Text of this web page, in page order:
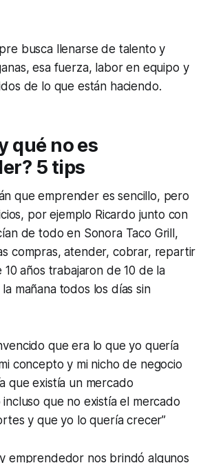
busca llenarse de talento y
esa fuerza, labor en equipo y
de lo que están haciendo.
qué no es
5 tips
que emprender es sencillo, pero
por ejemplo Ricardo junto con
de todo en Sonora Taco Grill,
compras, atender, cobrar, repartir
10 años trabajaron de 10 de la
la mañana todos los días sin
que era lo que yo quería
concepto y mi nicho de negocio
que existía un mercado
que no existía el mercado
y que yo lo quería crecer”
emprendedor nos brindó algunos